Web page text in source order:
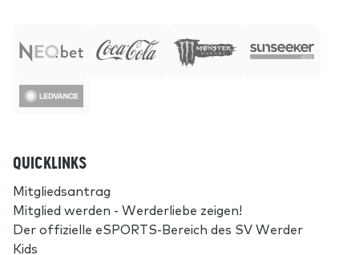
QUICKLINKS
Mitgliedsantrag
Mitglied werden - Werderliebe zeigen!
Der offizielle eSPORTS-Bereich des SV Werder
Kids